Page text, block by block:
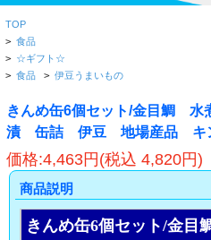
TOP
> 食品
> ☆ギフト☆
> 食品 > 伊豆うまいもの
きんめ缶6個セット/金目鯛
漬 缶詰 伊豆 地場産品 キ
価格:4,463円(税込 4,820円)
商品説明
きんめ缶6個セット/金